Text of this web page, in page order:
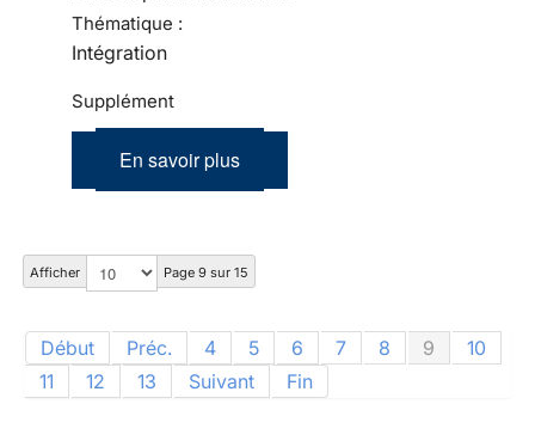
Thématique :
Intégration
Supplément
En savoir plus
Afficher Page 9 sur 15
Début Préc. 4 5 6 7 8 9
10
11
12 13 Suivant Fin